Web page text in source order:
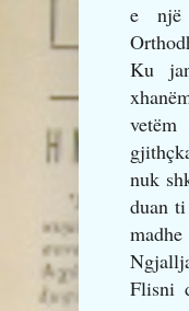
e një
Ku
nuk
duan
Flisni